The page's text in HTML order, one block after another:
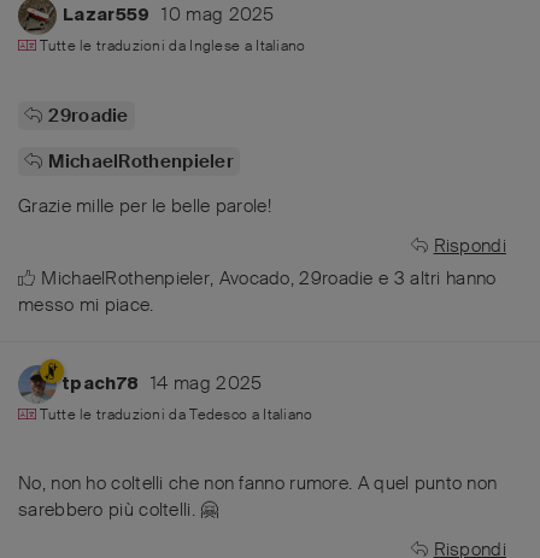
Lazar559 10 mag 2025
Tutte le traduzioni da Inglese a Italiano
29roadie
MichaelRothenpieler
Grazie mille per le belle parole!
Rispondi
MichaelRothenpieler, Avocado,29roadie e 3 altri hanno
messo mi piace.
tpach78 14 mag 2025
Tutte le traduzioni daTedesco a Italiano
No, non ho coltelli che non fanno rumore. A quel punto non
sarebbero più coltelli. 🤗
Rispondi